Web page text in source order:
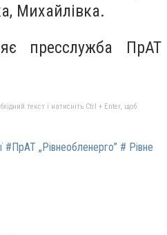
Михайлівка.
пресслужба ПрАТ
текст і натисніть Ctrl + Enter, щоб
#ПрАТ „Рівнеобленерго” # Рівне